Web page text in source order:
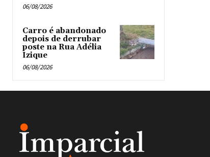
06/08/2026
Carro é abandonado
depois de derrubar
poste na Rua Adélia
Izique
06/08/2026